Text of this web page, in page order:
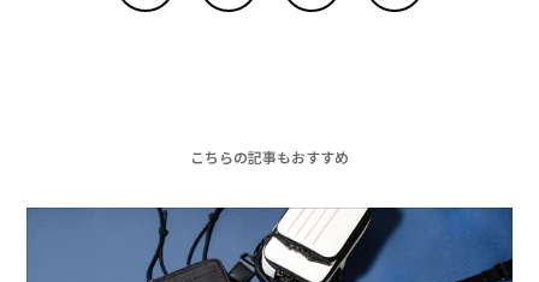
こちらの記事もおすすめ